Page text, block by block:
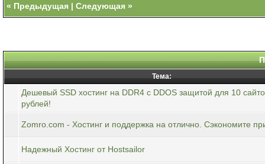
« Предыдущая | Следующая »
Тема:
Дешевый SSD хостинг на DDR4 с DDOS защитой для 10
рублей!
Zomro.com - Хостинг и поддержка на отлично. Сэкономите
Надежный Хостинг от Hostsailor